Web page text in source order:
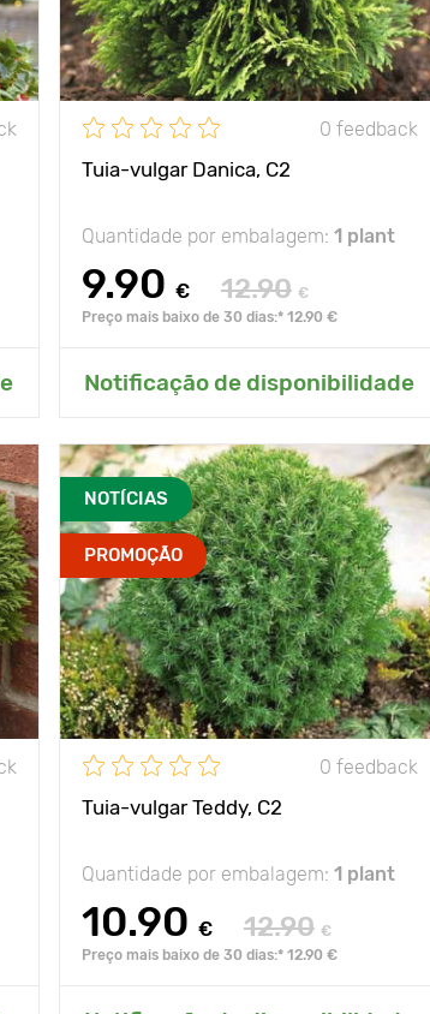
0 feedback
Tuia-vulgar Danica, C2
Quantidade por embalagem: 1 plant
9.90 € 12.90 €
Preço mais baixo de 30 dias:* 12.90 €
Notificação de disponibilidade
Adicionar ao meu jardim
NOTÍCIAS
PROMOÇÃO
0 feedback
Tuia-vulgar Teddy, C2
Quantidade por embalagem: 1 plant
10.90 € 12.90 €
Preço mais baixo de 30 dias:* 12.90 €